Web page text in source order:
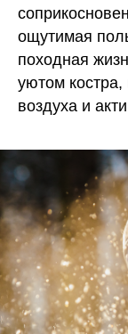
ощутимая
походная
уютом костра,
воздуха и